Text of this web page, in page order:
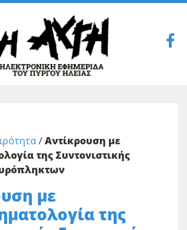
/Αντίκρουση με
της Συντονιστικής
με
της